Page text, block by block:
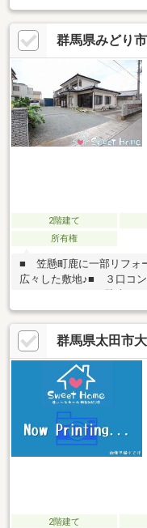
縦列２台可能です♪１台
＊☆＊＊ ーー Ｌｉｆ
＊☆＊＊◇ 笠懸小学校：
４分◇ 笠懸いずみ保育
久宮店：徒歩５分◇ ドラ
◇ ディスカウントスーパ
群馬県みどり
2階建て
所有権
■ 笠懸町鹿に一部リフォ
広々した敷地♪■ ３口コン
中の為、ご内覧の際はご
ー Ｌｉｆｅ Ｉｎｆｏ
笠懸西小学校：徒歩２
懸いずみ保育園：徒歩１
分♪◇ フォルテ桐生市場
どり笠懸店：徒歩７分♪
群馬県太田市
2階建て